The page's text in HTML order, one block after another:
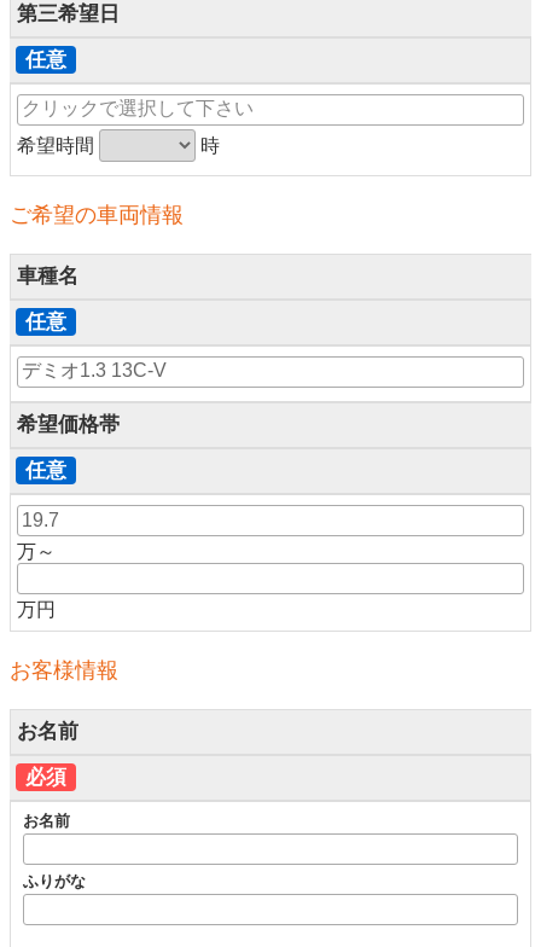
第三希望日
任意
希望時間 時
ご希望の車両情報
車種名
任意
希望価格帯
任意
万～
万円
お客様情報
お名前
必須
お名前
ふりがな